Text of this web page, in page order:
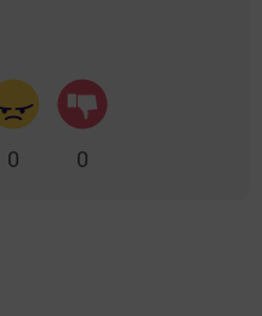
0 0